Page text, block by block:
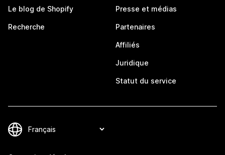
Le blog de Shopify
Recherche
Presse et médias
Partenaires
Affiliés
Juridique
Statut du service